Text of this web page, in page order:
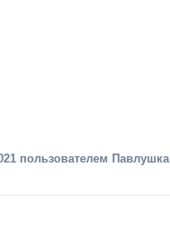
пользователем Павлушка